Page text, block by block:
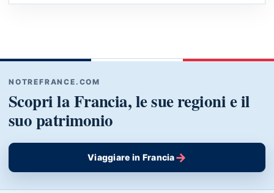
NOTREFRANCE.COM
Scopri la Francia, le sue regioni e il
suo patrimonio
Viaggiare in Francia→